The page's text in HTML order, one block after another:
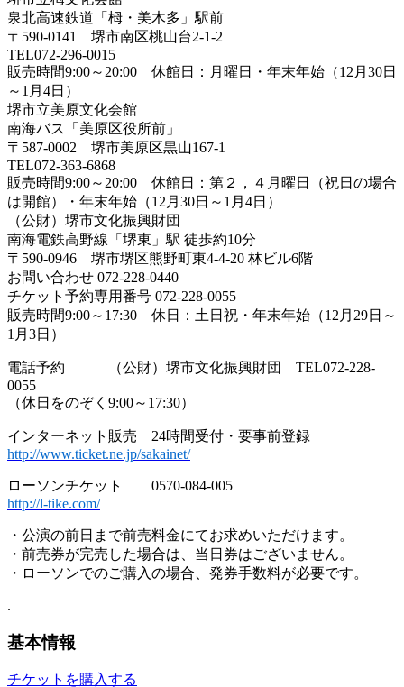
泉北高速鉄道「栂・美木多」駅前
〒590-0141 堺市南区桃山台2-1-2
TEL072-296-0015
販売時間9:00～20:00 休館日：月曜日・年末年始（12月30日
～1月4日）
堺市立美原文化会館
南海バス「美原区役所前」
〒587-0002 堺市美原区黒山167-1
TEL072-363-6868
販売時間9:00～20:00 休館日：第２，４月曜日（祝日の場合
は開館）・年末年始（12月30日～1月4日）
（公財）堺市文化振興財団
南海電鉄高野線「堺東」駅 徒歩約10分
〒590-0946 堺市堺区熊野町東4-4-20 林ビル6階
お問い合わせ 072-228-0440
チケット予約専用番号 072-228-0055
販売時間9:00～17:30 休日：土日祝・年末年始（12月29日～
1月3日）
電話予約 （公財）堺市文化振興財団 TEL072-228-
0055
（休日をのぞく9:00～17:30）
インターネット販売 24時間受付・要事前登録
http://www.ticket.ne.jp/sakainet/
ローソンチケット 0570-084-005
http://l-tike.com/
・公演の前日まで前売料金にてお求めいただけます。
・前売券が完売した場合は、当日券はございません。
・ローソンでのご購入の場合、発券手数料が必要です。
.
基本情報
チケットを購入する